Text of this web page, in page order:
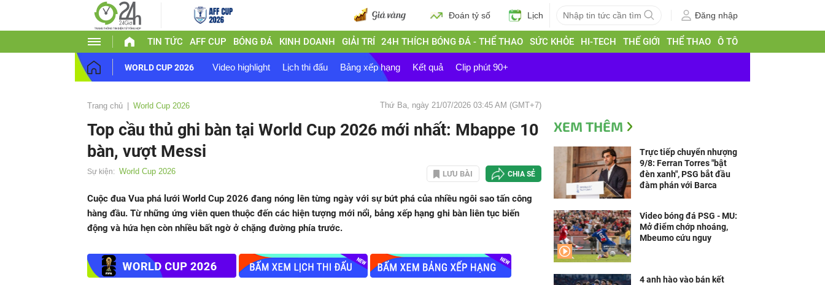
Đoán tỷ số Lịch Đăng nhập
TIN TỨC AFF CUP BÓNG ĐÁ KINH DOANH GIẢI TRÍ 24H THÍCH BÓNG ĐÁ - THỂ THAO SỨC KHỎE HI-TECH THẾ GIỚI THỂ THAO Ô TÔ
WORLD CUP 2026 Video highlight Lịch thi đấu Bảng xếp hạng Kết quả Clip phút 90+
Trang chủ World Cup 2026 Thứ Ba, ngày 21/07/2026 03:45 AM (GMT+7)
Top cầu thủ ghi bàn tại World Cup 2026 mới nhất: Mbappe 10
bàn, vượt Messi
Sự kiện: World Cup 2026 LƯU BÀI CHIA SẺ
Cuộc đua Vua phá lưới World Cup 2026 đang nóng lên từng ngày với sự bứt phá của nhiều ngôi sao tấn công
hàng đầu. Từ những ứng viên quen thuộc đến các hiện tượng mới nổi, bảng xếp hạng ghi bàn liên tục biến
động và hứa hẹn còn nhiều bất ngờ ở chặng đường phía trước.
XEM THÊM
Trực tiếp chuyển nhượng
9/8: Ferran Torres "bật
đèn xanh", PSG bắt đầu
đàm phán với Barca
Video bóng đá PSG - MU:
Mở điểm chớp nhoáng,
Mbeumo cứu nguy
4 anh hào vào bán kết